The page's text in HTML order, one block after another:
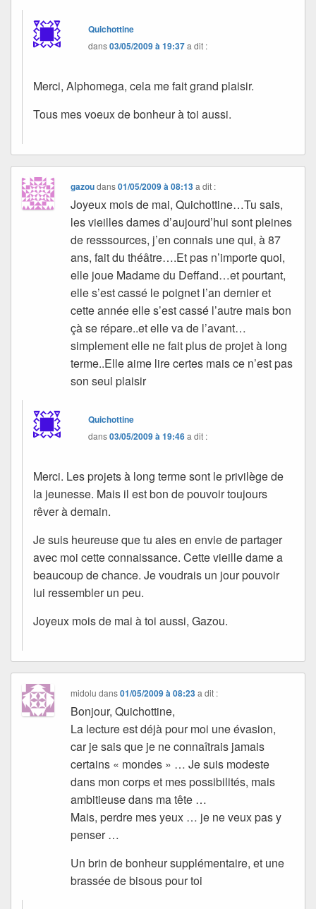
Quichottine
dans03/05/2009 à 19:37a dit :
Merci, Alphomega, cela me fait grand plaisir.
Tous mes voeux de bonheur à toi aussi.
gazoudans01/05/2009 à 08:13 a dit :
Joyeux mois de mai, Quichottine…Tu sais,
les vieilles dames d’aujourd’hui sont pleines
de resssources, j’en connais une qui, à 87
ans, fait du théâtre….Et pas n’importe quoi,
elle joue Madame du Deffand…et pourtant,
elle s’est cassé le poignet l’an dernier et
cette année elle s’est cassé l’autre mais bon
çà se répare..et elle va de l’avant…
simplement elle ne fait plus de projet à long
terme..Elle aime lire certes mais ce n’est pas
son seul plaisir
Quichottine
dans03/05/2009 à 19:46a dit :
Merci. Les projets à long terme sont le privilège de
la jeunesse. Mais il est bon de pouvoir toujours
rêver à demain.
Je suis heureuse que tu aies en envie de partager
avec moi cette connaissance. Cette vieille dame a
beaucoup de chance. Je voudrais un jour pouvoir
lui ressembler un peu.
Joyeux mois de mai à toi aussi, Gazou.
midolu dans01/05/2009 à 08:23 a dit :
Bonjour, Quichottine,
La lecture est déjà pour moi une évasion,
car je sais que je ne connaîtrais jamais
certains « mondes » … Je suis modeste
dans mon corps et mes possibilités, mais
ambitieuse dans ma tête …
Mais, perdre mes yeux … je ne veux pas y
penser …
Un brin de bonheur supplémentaire, et une
brassée de bisous pour toi